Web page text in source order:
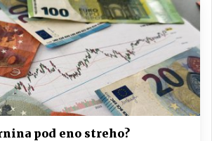
pod eno streho?